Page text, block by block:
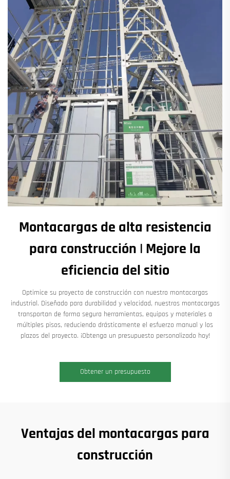
Montacargas de alta resistencia
para construcción | Mejore la
eficiencia del sitio
Optimice su proyecto de construcción con nuestro montacargas
industrial. Diseñado para durabilidad y velocidad, nuestros montacargas
transportan de forma segura herramientas, equipos y materiales a
múltiples pisos, reduciendo drásticamente el esfuerzo manual y los
plazos del proyecto. ¡Obtenga un presupuesto personalizado hoy!
Obtener un presupuesto
Ventajas del montacargas para
construcción